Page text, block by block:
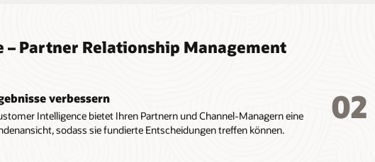
Partner Relationship Management
verbessern
Intelligence bietet Ihren Partnern und Channel-Managern eine
sodass sie fundierte Entscheidungen treffen können.
02